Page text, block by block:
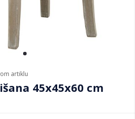
artiklu
45x45x60 cm